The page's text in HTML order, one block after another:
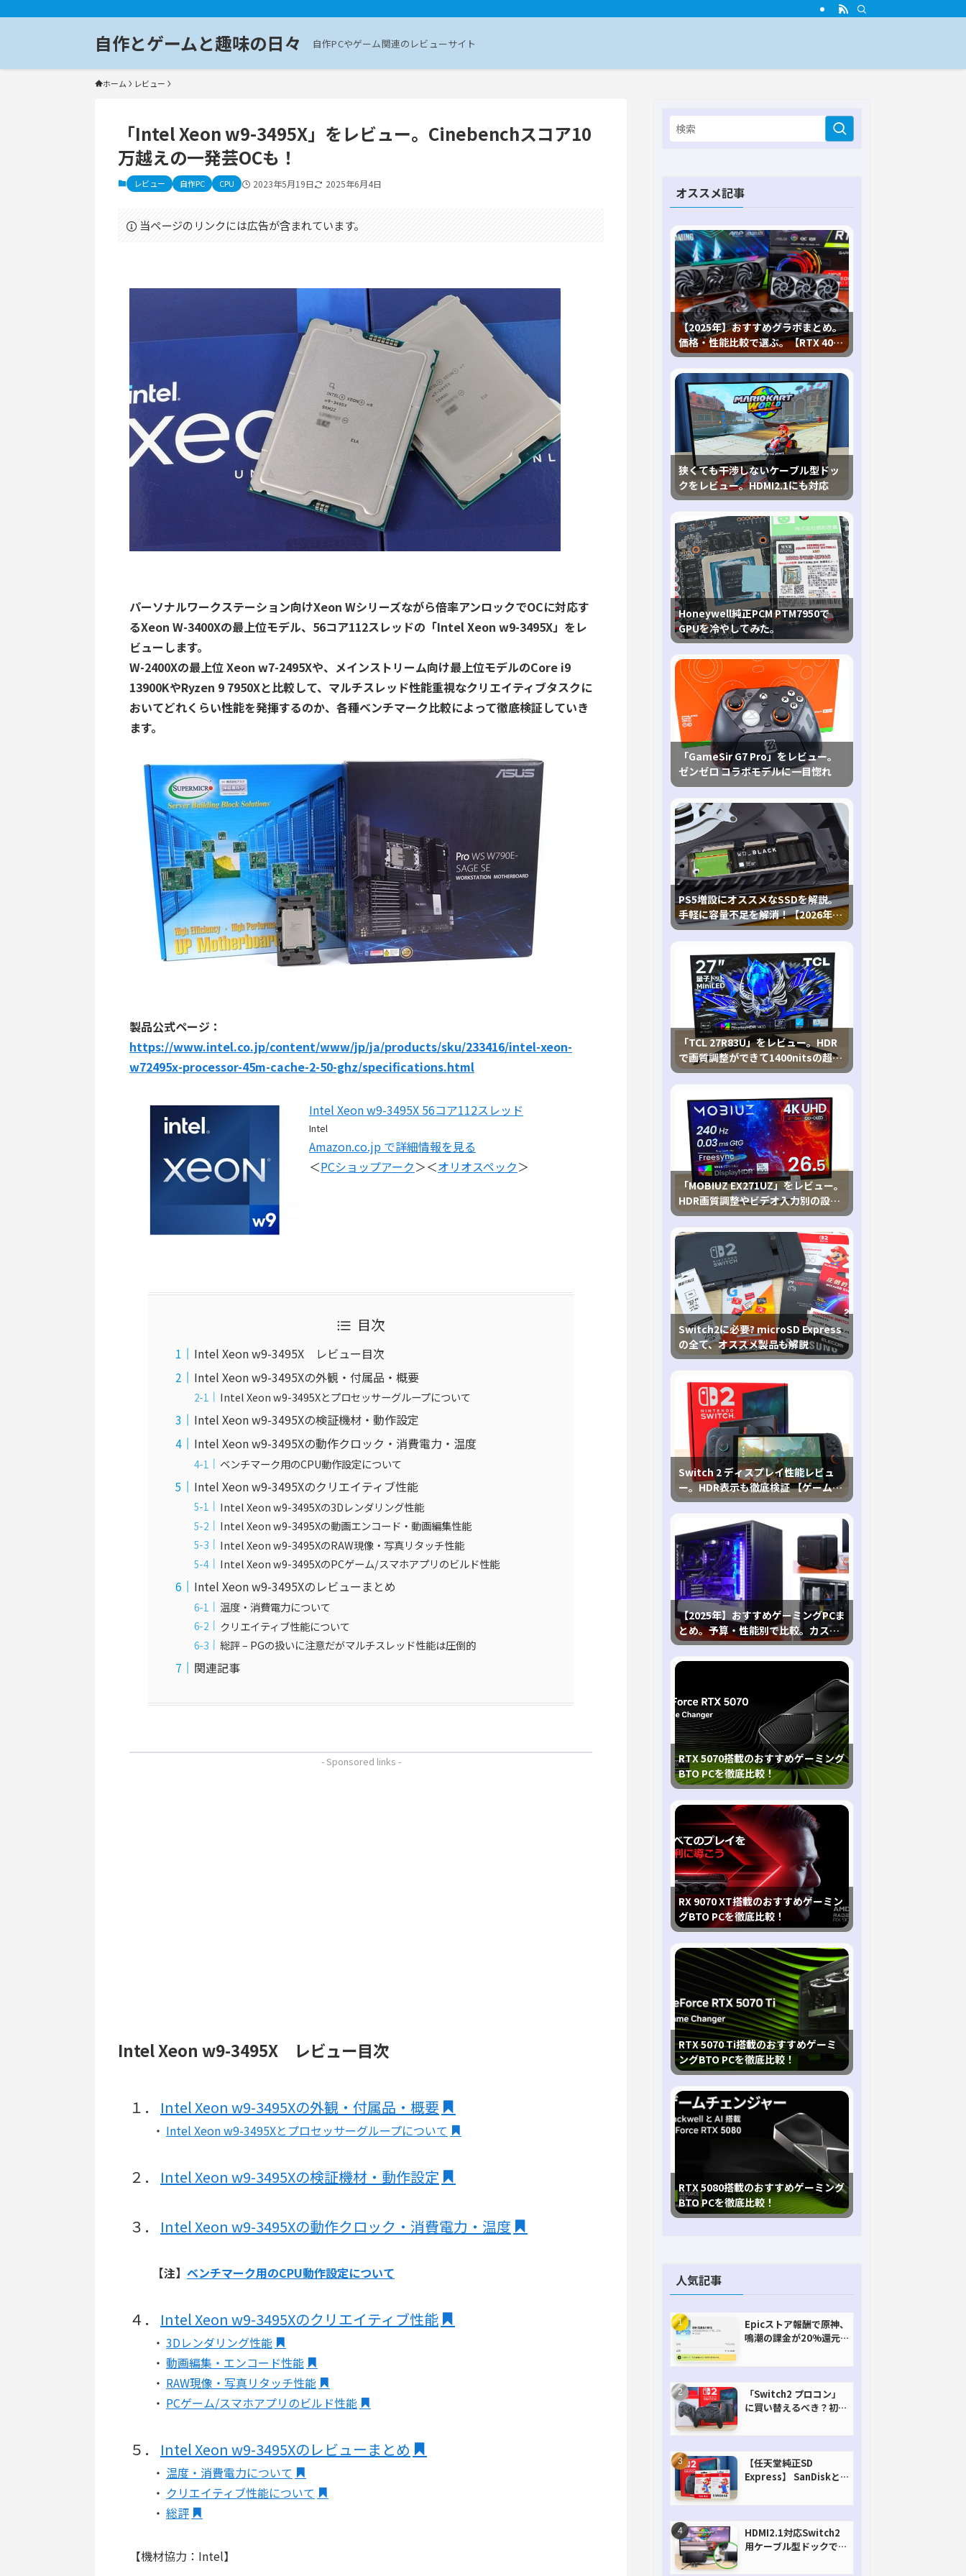
自作とゲームと趣味の日々 自作PCやゲーム関連のレビューサイト
ホーム レビュー
「Intel Xeon w9-3495X」をレビュー。Cinebenchスコア10
万越えの一発芸OCも！
レビュー 自作PC CPU 2023年5月19日 2025年6月4日
当ページのリンクには広告が含まれています。
パーソナルワークステーション向けXeon Wシリーズながら倍率アンロックでOCに対応す
るXeon W-3400Xの最上位モデル、56コア112スレッドの「Intel Xeon w9-3495X」をレ
ビューします。
W-2400Xの最上位 Xeon w7-2495Xや、メインストリーム向け最上位モデルのCore i9
13900KやRyzen 9 7950Xと比較して、マルチスレッド性能重視なクリエイティブタスクに
おいてどれくらい性能を発揮するのか、各種ベンチマーク比較によって徹底検証していき
ます。
製品公式ページ：
https://www.intel.co.jp/content/www/jp/ja/products/sku/233416/intel-xeon-
w72495x-processor-45m-cache-2-50-ghz/specifications.html
Intel Xeon w9-3495X 56コア112スレッド
Intel
Amazon.co.jp で詳細情報を見る
＜PCショップアーク＞＜オリオスペック＞
目次
Intel Xeon w9-3495X レビュー目次
Intel Xeon w9-3495Xの外観・付属品・概要
Intel Xeon w9-3495Xとプロセッサーグループについて
Intel Xeon w9-3495Xの検証機材・動作設定
Intel Xeon w9-3495Xの動作クロック・消費電力・温度
ベンチマーク用のCPU動作設定について
Intel Xeon w9-3495Xのクリエイティブ性能
Intel Xeon w9-3495Xの3Dレンダリング性能
Intel Xeon w9-3495Xの動画エンコード・動画編集性能
Intel Xeon w9-3495XのRAW現像・写真リタッチ性能
Intel Xeon w9-3495XのPCゲーム/スマホアプリのビルド性能
Intel Xeon w9-3495Xのレビューまとめ
温度・消費電力について
クリエイティブ性能について
総評 – PGの扱いに注意だがマルチスレッド性能は圧倒的
関連記事
- Sponsored links -
Intel Xeon w9-3495X レビュー目次
１． Intel Xeon w9-3495Xの外観・付属品・概要
・ Intel Xeon w9-3495Xとプロセッサーグループについて
２． Intel Xeon w9-3495Xの検証機材・動作設定
３． Intel Xeon w9-3495Xの動作クロック・消費電力・温度
【注】 ベンチマーク用のCPU動作設定について
４． Intel Xeon w9-3495Xのクリエイティブ性能
・ 3Dレンダリング性能
・ 動画編集・エンコード性能
・ RAW現像・写真リタッチ性能
・ PCゲーム/スマホアプリのビルド性能
５． Intel Xeon w9-3495Xのレビューまとめ
・ 温度・消費電力について
・ クリエイティブ性能について
・ 総評
【機材協力：Intel】
オススメ記事
【2025年】おすすめグラボまとめ。
価格・性能比較で選ぶ。【RTX 40,
RX 7000各種に対応】
狭くても干渉しないケーブル型ドッ
クをレビュー。HDMI2.1にも対応
Honeywell純正PCM PTM7950で
GPUを冷やしてみた。
「GameSir G7 Pro」をレビュー。
ゼンゼロ コラボモデルに一目惚れ
PS5増設にオススメなSSDを解説。
手軽に容量不足を解消！【2026年最
新、PS5 Proにも対応】
「TCL 27R83U」をレビュー。HDR
で画質調整ができて1400nitsの超高
輝度も発揮！
「MOBIUZ EX271UZ」をレビュー。
HDR画質調整やビデオ入力別の設定
が可能な4K有機ELゲーミングモニタ
を徹底検証
Switch2に必要? microSD Express
の全て、オススメ製品も解説
Switch 2 ディスプレイ性能レビュ
ー。HDR表示も徹底検証 【ゲームに
おけるHDRの未来を切り開く1台！】
【2025年】おすすめゲーミングPCま
とめ。予算・性能別で比較。カスタ
マイズ指南も
RTX 5070搭載のおすすめゲーミング
BTO PCを徹底比較！
RX 9070 XT搭載のおすすめゲーミン
グBTO PCを徹底比較！
RTX 5070 Ti搭載のおすすめゲーミ
ングBTO PCを徹底比較！
RTX 5080搭載のおすすめゲーミング
BTO PCを徹底比較！
人気記事
Epicストア報酬で原神、
鳴潮の課金が20%還元
「Switch2 プロコン」
に買い替えるべき？初代
【任天堂純正SD
Express】 SanDiskと
HDMI2.1対応Switch2
用ケーブル型ドックで省